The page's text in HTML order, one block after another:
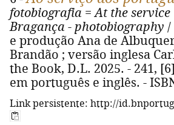
fotobiografia =At the service
Bragança - photobiography /
e produção Ana de
Brandão ; versão inglesa
the Book, D.L. 2025. - 241,
em português e inglês. -
Link persistente: http://